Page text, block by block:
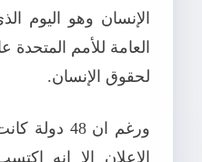
الإنسان وهو اليوم
لحقوق الإنسان.
ورغم ان 48
الاعلان الا انه